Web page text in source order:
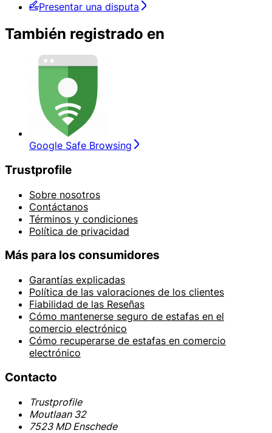
Presentar una disputa
También registrado en
Google Safe Browsing
Trustprofile
Sobre nosotros
Contáctanos
Términos y condiciones
Política de privacidad
Más para los consumidores
Garantías explicadas
Política de las valoraciones de los clientes
Fiabilidad de las Reseñas
Cómo mantenerse seguro de estafas en el
comercio electrónico
Cómo recuperarse de estafas en comercio
electrónico
Contacto
Trustprofile
Moutlaan 32
7523 MD Enschede